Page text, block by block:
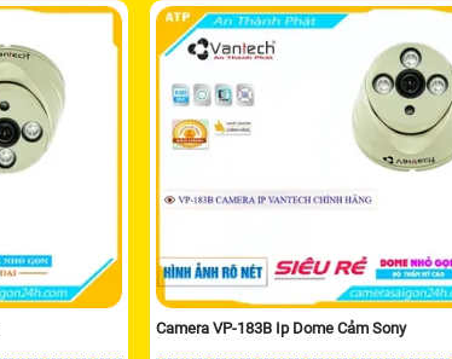
Camera VP-183B Ip Dome Cảm Sony